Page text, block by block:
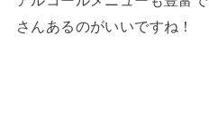
さんあるのがいいですね！